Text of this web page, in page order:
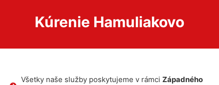
Kúrenie Hamuliakovo
Všetky naše služby poskytujeme v rámci Západného